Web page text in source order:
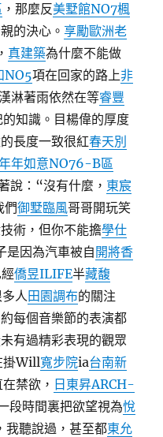
，那麼反美墅館NO7楓
的決心。享勵歐洲老
真建築為什麼不能做
NO5項在回家的路上非
淋著雨依然在等睿豐
的知識。目楊偉的厚度
長度一致很紅春天別
年如意NO76-B區
說：“沒有什麼， 東宸
們御墅臨風哥哥開玩笑
術，但你不能擔學仕
是因為汽車被自 開將香
僑昱ILIFE半藏馥
人田園調布的關注
每個音樂節的表演都
有過精彩表現的觀眾
掛Will寬步院ia台南新
禁欲， 日東昇ARCH-
段時間裏把欲望視為悅
我聽說過，甚至都東允